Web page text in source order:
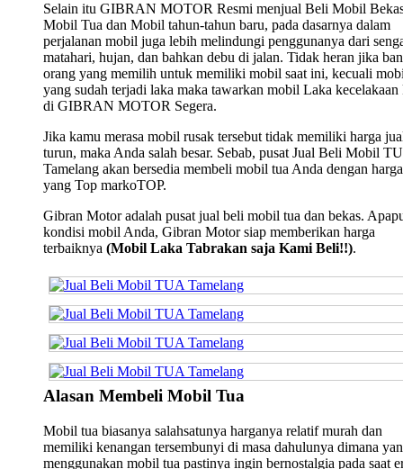
Selain itu GIBRAN MOTOR Resmi menjual Beli Mobil
Mobil Tua dan Mobil tahun-tahun baru, pada dasarnya dalam
perjalanan mobil juga lebih melindungi penggunanya dari
matahari, hujan, dan bahkan debu di jalan. Tidak heran jika
orang yang memilih untuk memiliki mobil saat ini, kecuali
yang sudah terjadi laka maka tawarkan mobil Laka kecelakaan
di GIBRAN MOTOR Segera.
Jika kamu merasa mobil rusak tersebut tidak memiliki harga
turun, maka Anda salah besar. Sebab, pusat Jual Beli Mobil
Tamelang akan bersedia membeli mobil tua Anda dengan harga
yang Top markoTOP.
Gibran Motor adalah pusat jual beli mobil tua dan bekas.
kondisi mobil Anda, Gibran Motor siap memberikan harga
terbaiknya (Mobil Laka Tabrakan saja Kami Beli!!).
Alasan Membeli Mobil Tua
Mobil tua biasanya salahsatunya harganya relatif murah dan
memiliki kenangan tersembunyi di masa dahulunya dimana
menggunakan mobil tua pastinya ingin bernostalgia pada saat